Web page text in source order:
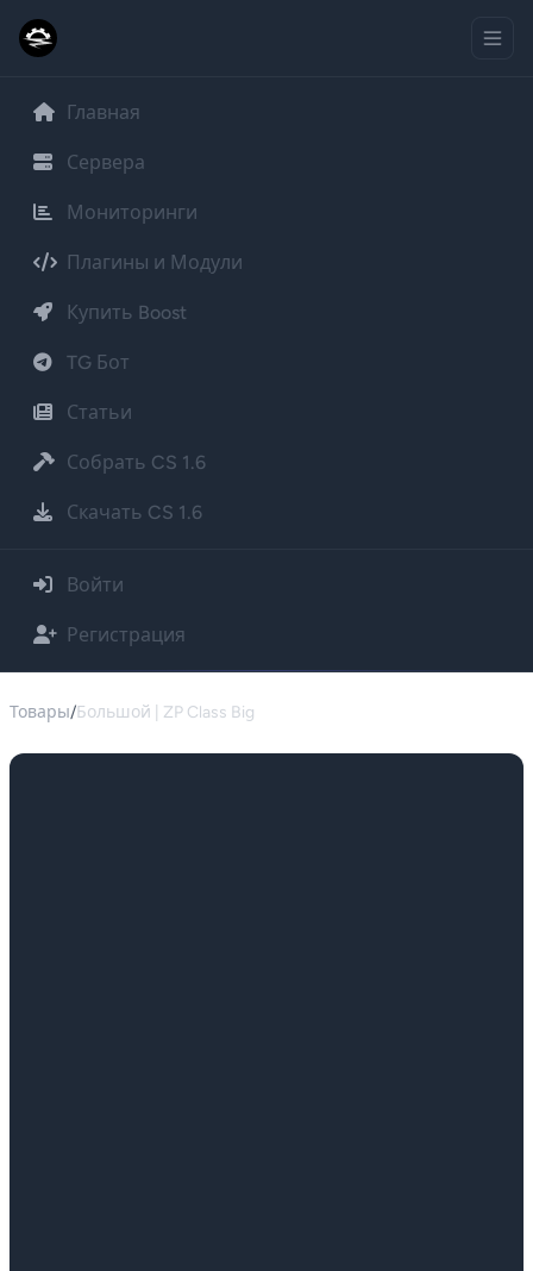
Главная
Сервера
Мониторинги
Плагины и Модули
Купить Boost
TG Бот
Статьи
Собрать CS 1.6
Скачать CS 1.6
Войти
Регистрация
Товары/Большой | ZP Class Big